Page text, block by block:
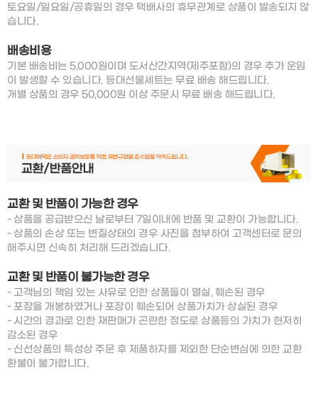
토요일/일요일/공휴일의 경우 택배사의 휴무관계로 상품이 발송되지 않
습니다.
배송비용
기본 배송비는 5,000원이며 도서산간지역(제주포함)의 경우 추가 운임
이 발생할 수 있습니다. 등대선물세트는 무료 배송 해드립니다.
개별 상품의 경우 50,000원 이상 주문시 무료 배송 해드립니다.
교환 및 반품이 가능한 경우
- 상품을 공급받으신 날로부터 7일이내에 반품 및 교환이 가능합니다.
- 상품의 손상 또는 변질상태의 경우 사진을 첨부하여 고객센터로 문의
해주시면 신속히 처리해 드리겠습니다.
교환 및 반품이 불가능한 경우
- 고객님의 책임 있는 사유로 인한 상품들이 멸실, 훼손된 경우
- 포장을 개봉하였거나 포장이 훼손되어 상품가치가 상실된 경우
- 시간의 경과로 인한 재판매가 곤란한 정도로 상품등의 가치가 현저히
감소된 경우
- 신선상품의 특성상 주문 후 제품하자를 제외한 단순변심에 의한 교환
환불이 불가합니다.